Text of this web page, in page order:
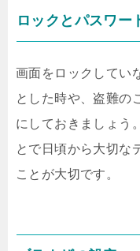
ロックとパスワー
画面をロックしてい
とした時や、盗難の
にしておきましょう
とで日頃から大切な
ことが大切です。